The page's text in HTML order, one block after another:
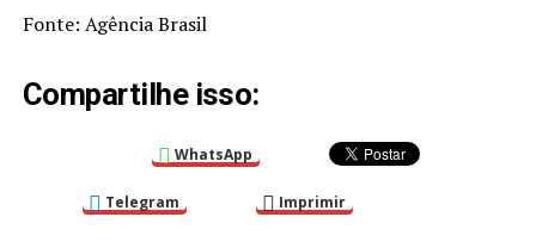
Fonte: Agência Brasil
Compartilhe isso:
WhatsApp
Telegram Imprimir